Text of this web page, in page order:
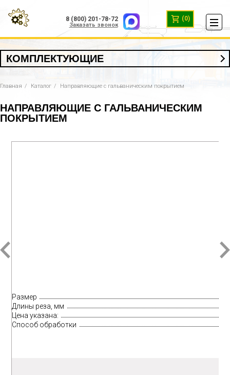
8 (800) 201-78-72
Заказать звонок
(0)
КОМПЛЕКТУЮЩИЕ
Главная Каталог Направляющие с гальваническим покрытием
НАПРАВЛЯЮЩИЕ С ГАЛЬВАНИЧЕСКИМ
ПОКРЫТИЕМ
Размер
Длины реза, мм
Цена указана:
Способ обработки